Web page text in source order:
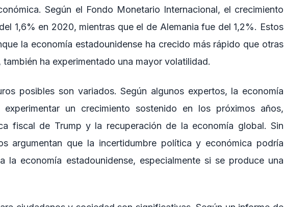
Según el Fondo Monetario Internacional, el crecimiento
1,6% en 2020, mientras que el de Alemania fue del 1,2%. Estos
la economía estadounidense ha crecido más rápido que otras
ha experimentado una mayor volatilidad.
posibles son variados. Según algunos expertos, la economía
experimentar un crecimiento sostenido en los próximos años,
fiscal de Trump y la recuperación de la economía global. Sin
argumentan que la incertidumbre política y económica podría
la economía estadounidense, especialmente si se produce una